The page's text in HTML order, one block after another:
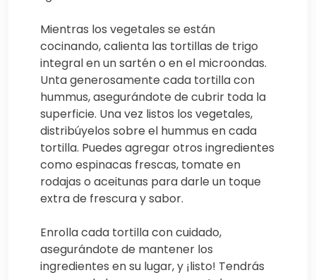
Mientras los vegetales se están
cocinando, calienta las tortillas de trigo
integral en un sartén o en el microondas.
Unta generosamente cada tortilla con
hummus, asegurándote de cubrir toda la
superficie. Una vez listos los vegetales,
distribúyelos sobre el hummus en cada
tortilla. Puedes agregar otros ingredientes
como espinacas frescas, tomate en
rodajas o aceitunas para darle un toque
extra de frescura y sabor.
Enrolla cada tortilla con cuidado,
asegurándote de mantener los
ingredientes en su lugar, y ¡listo! Tendrás